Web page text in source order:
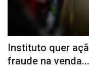
Instituto quer
fraude na venda...